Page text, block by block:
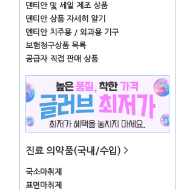
덴티안 및 세일 제조 상품
덴티안 상품 자세히 알기
덴티안 치주용 / 외과용 기구
보험청구상품 목록
공급자 직접 판매 상품
진료 의약품(국내/수입) >
국소마취제
표면마취제